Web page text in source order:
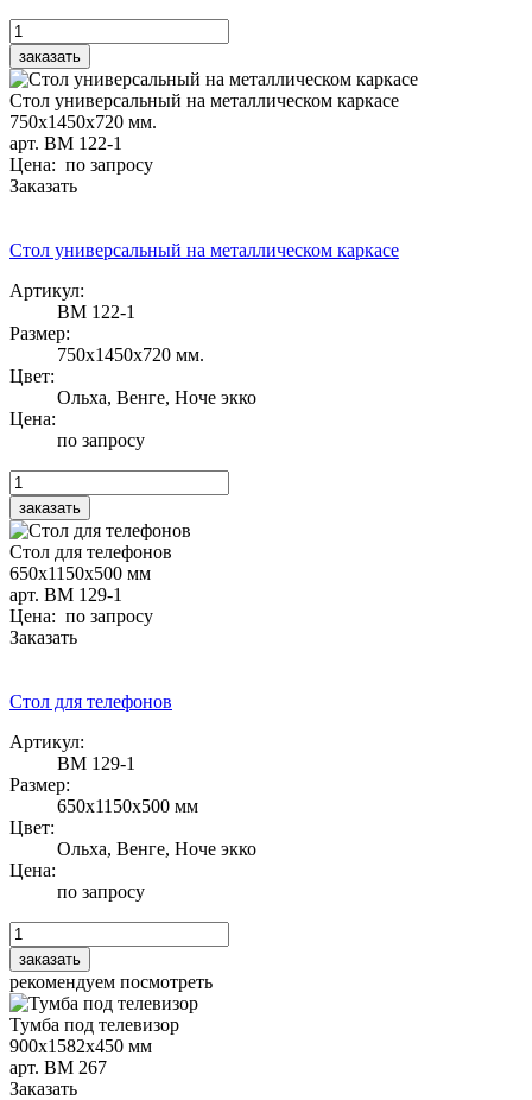
Стол универсальный на металлическом каркасе
750х1450х720 мм.
арт. ВМ 122-1
Цена: по запросу
Заказать
Стол универсальный на металлическом каркасе
Артикул:
ВМ 122-1
Размер:
750х1450х720 мм.
Цвет:
Ольха, Венге, Ноче экко
Цена:
по запросу
Стол для телефонов
650х1150х500 мм
арт. ВМ 129-1
Цена: по запросу
Заказать
Стол для телефонов
Артикул:
ВМ 129-1
Размер:
650х1150х500 мм
Цвет:
Ольха, Венге, Ноче экко
Цена:
по запросу
рекомендуем посмотреть
Тумба под телевизор
900х1582х450 мм
арт. ВМ 267
Заказать